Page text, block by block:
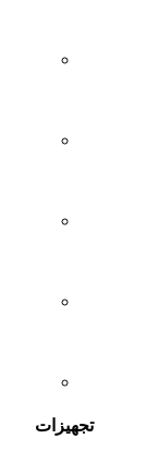
تجهیزات